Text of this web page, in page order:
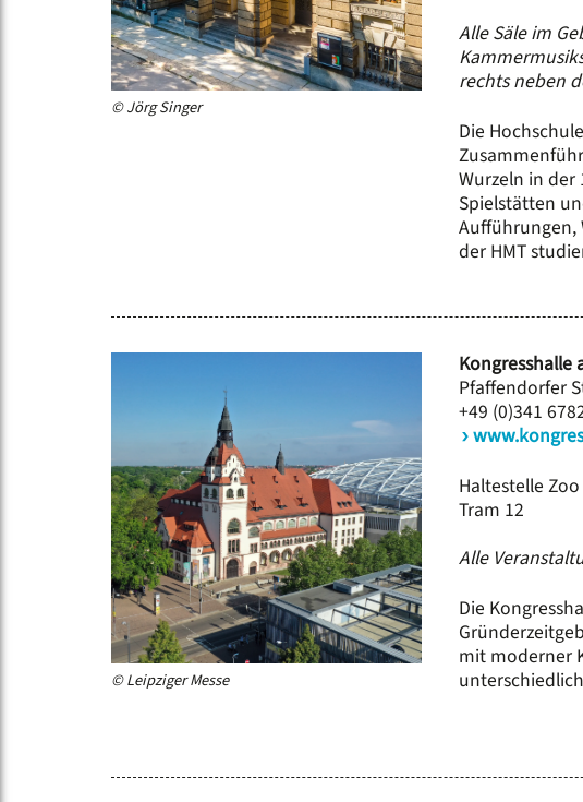
© Jörg Singer
Alle Säle im
rechts neben
Die
Wurzeln in der
Spielstätten
Aufführungen,
der HMT
© Leipziger Messe
Kongresshalle
Pfaffendorfer
+49 (0)341
Haltestelle Zoo
Tram 12
Alle
Die
mit moderner